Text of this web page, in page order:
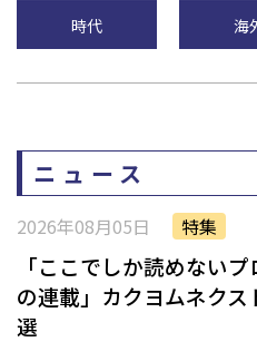
時代 海
ニュース
2026年08月05日 特集
「ここでしか読めない
の連載」――カクヨムネク
選